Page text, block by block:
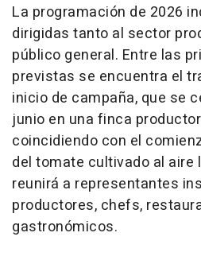
La programación de 2026
dirigidas tanto al sector
público general. Entre las
previstas se encuentra el
inicio de campaña, que se
junio en una finca
coincidiendo con el
del tomate cultivado al aire
reunirá a representantes
productores, chefs,
gastronómicos.